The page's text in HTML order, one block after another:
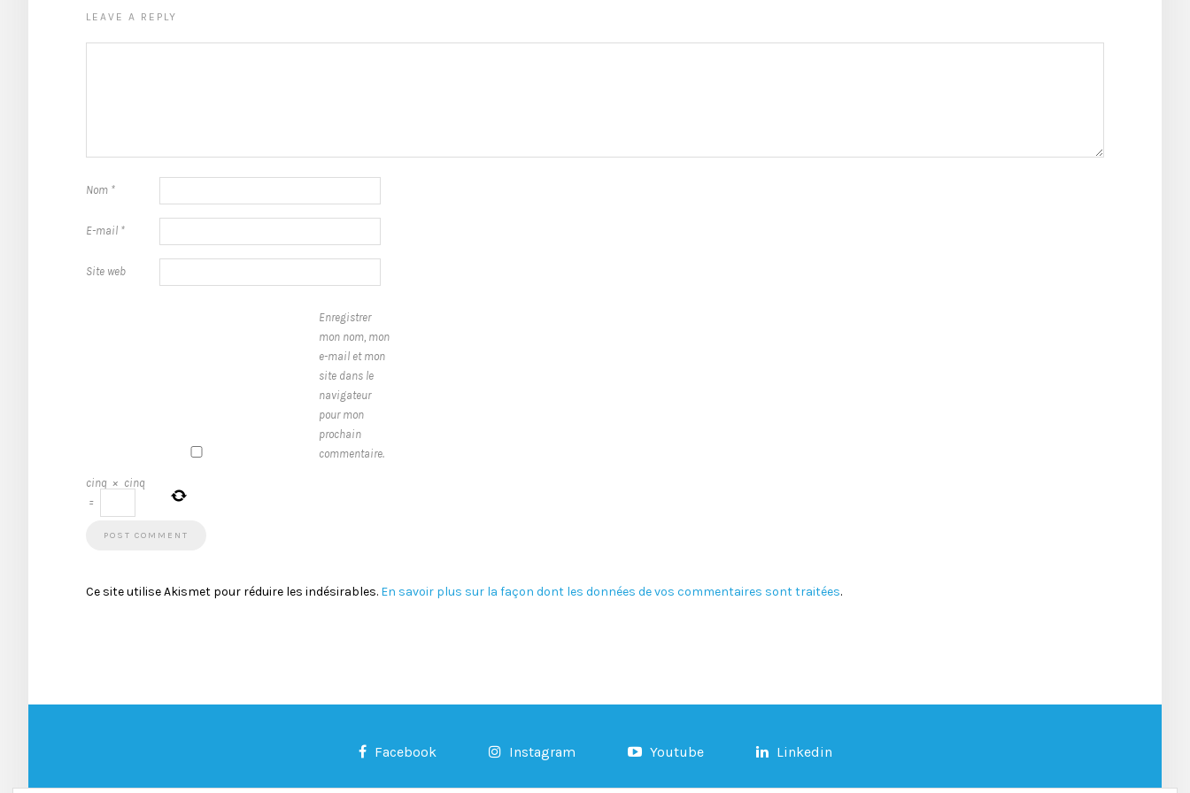
LEAVE A REPLY
Nom *
E-mail *
Site web
Enregistrer
mon nom, mon
e-mail et mon
site dans le
navigateur
pour mon
prochain
commentaire.
cinq × cinq
=
Ce site utilise Akismet pour réduire les indésirables. En savoir plus sur la façon dont les données de vos commentaires sont traitées.
Facebook Instagram Youtube Linkedin